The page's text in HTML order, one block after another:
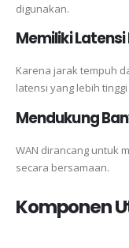
digunakan.
Memiliki Latensi
Karena jarak tempuh
latensi yang lebih
Mendukung
WAN dirancang untuk
secara bersamaan.
Komponen